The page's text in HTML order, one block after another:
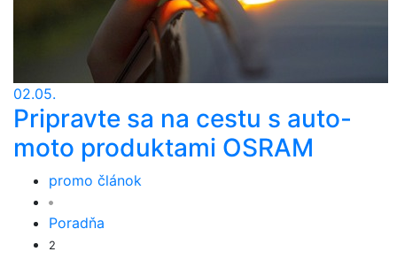
02.05.
Pripravte sa na cestu s auto-
moto produktami OSRAM
promo článok
Poradňa
2